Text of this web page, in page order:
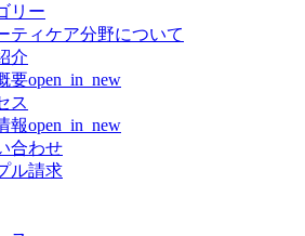
リー
ティケア分野について
介
要open_in_new
ス
報open_in_new
合わせ
ル請求